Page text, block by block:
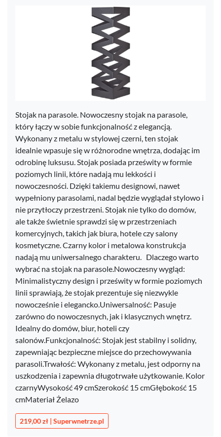
Stojak na parasole. Nowoczesny stojak na parasole,
który łączy w sobie funkcjonalność z elegancją.
Wykonany z metalu w stylowej czerni, ten stojak
idealnie wpasuje się w różnorodne wnętrza, dodając im
odrobinę luksusu. Stojak posiada prześwity w formie
poziomych linii, które nadają mu lekkości i
nowoczesności. Dzięki takiemu designowi, nawet
wypełniony parasolami, nadal będzie wyglądał stylowo i
nie przytłoczy przestrzeni. Stojak nie tylko do domów,
ale także świetnie sprawdzi się w przestrzeniach
komercyjnych, takich jak biura, hotele czy salony
kosmetyczne. Czarny kolor i metalowa konstrukcja
nadają mu uniwersalnego charakteru. ​ Dlaczego warto
wybrać na stojak na parasole.Nowoczesny wygląd:
Minimalistyczny design i prześwity w formie poziomych
linii sprawiają, że stojak prezentuje się niezwykle
nowocześnie i elegancko.Uniwersalność: Pasuje
zarówno do nowoczesnych, jak i klasycznych wnętrz.
Idealny do domów, biur, hoteli czy
salonów.Funkcjonalność: Stojak jest stabilny i solidny,
zapewniając bezpieczne miejsce do przechowywania
parasoli.Trwałość: Wykonany z metalu, jest odporny na
uszkodzenia i zapewnia długotrwałe użytkowanie. Kolor
czarnyWysokość 49 cmSzerokość 15 cmGłębokość 15
cmMateriał Żelazo
219,00 zł | Superwnetrze.pl